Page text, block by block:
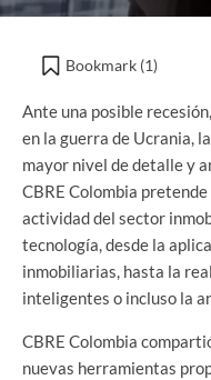
Bookmark (1)
Ante una posible
en la guerra de Ucrania,
mayor nivel de detalle y
CBRE Colombia
actividad del sector
tecnología, desde la
inmobiliarias, hasta la
inteligentes o incluso la
CBRE Colombia
nuevas herramientas